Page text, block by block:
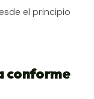
el principio
conforme